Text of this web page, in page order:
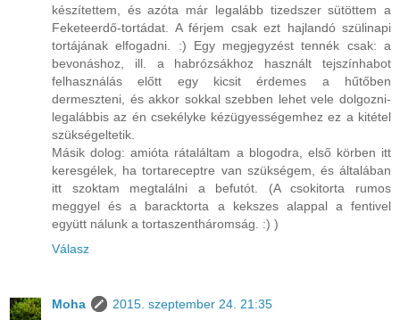
készítettem, és azóta már legalább tizedszer sütöttem a
Feketeerdő-tortádat. A férjem csak ezt hajlandó szülinapi
tortájának elfogadni. :) Egy megjegyzést tennék csak: a
bevonáshoz, ill. a habrózsákhoz használt tejszínhabot
felhasználás előtt egy kicsit érdemes a hűtőben
dermeszteni, és akkor sokkal szebben lehet vele dolgozni-
legalábbis az én csekélyke kézügyességemhez ez a kitétel
szükségeltetik.
Másik dolog: amióta rátaláltam a blogodra, első körben itt
keresgélek, ha tortareceptre van szükségem, és általában
itt szoktam megtalálni a befutót. (A csokitorta rumos
meggyel és a baracktorta a kekszes alappal a fentivel
együtt nálunk a tortaszentháromság. :) )
Válasz
Moha
2015. szeptember 24. 21:35